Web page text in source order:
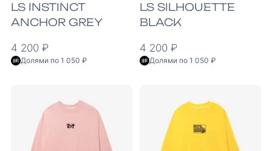
LS INSTINCT
ANCHOR GREY
4 200 ₽
Долями по 1 050 ₽
LS SILHOUETTE
BLACK
4 200 ₽
Долями по 1 050 ₽